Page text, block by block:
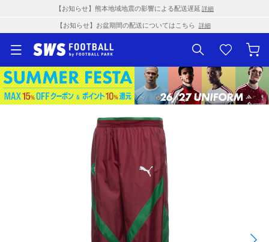
【お知らせ】熊本地域地震の影響による配送遅延 詳細
【お知らせ】お盆期間の配送についてはこちら 詳細